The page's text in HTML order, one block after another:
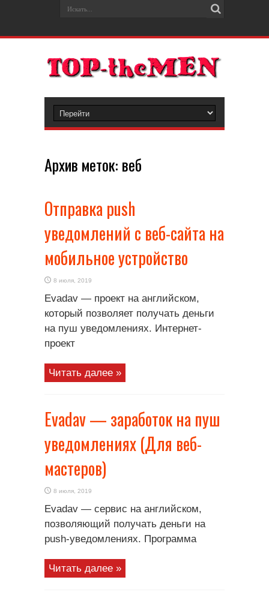
Архив меток: веб
Отправка push
уведомлений с веб-сайта на
мобильное устройство
8 июля, 2019
Evadav — проект на английском,
который позволяет получать деньги
на пуш уведомлениях. Интернет-
проект
Читать далее »
Evadav — заработок на пуш
уведомлениях (Для веб-
мастеров)
8 июля, 2019
Evadav — сервис на английском,
позволяющий получать деньги на
push-уведомлениях. Программа
Читать далее »